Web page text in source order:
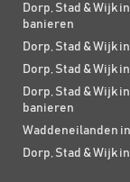
Dorp, Stad & Wijk
banieren
Dorp, Stad & Wijk
Dorp, Stad & Wijk
Dorp, Stad & Wijk
banieren
Waddeneilanden
Dorp, Stad & Wijk